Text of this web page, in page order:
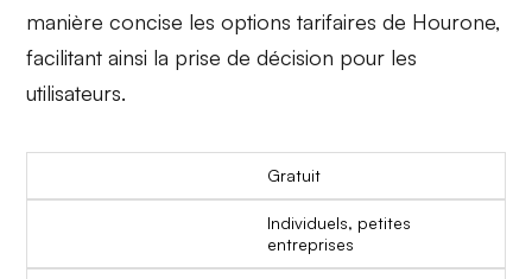
manière concise les options tarifaires de Hourone,
facilitant ainsi la prise de décision pour les
utilisateurs.
Gratuit
Individuels, petites
entreprises